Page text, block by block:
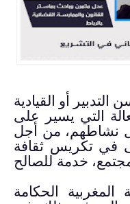
التدبير أو القيادية
التي يسير على
نشاطهم، من أجل
في تكريس ثقافة
خدمة للصالح
الحكامة